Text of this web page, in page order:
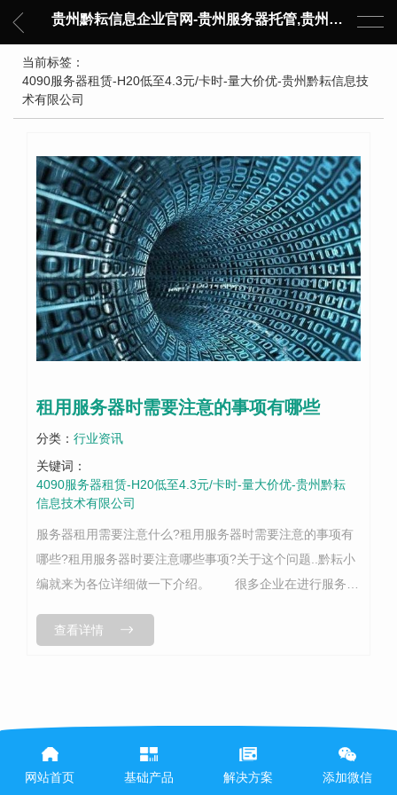
贵州黔耘信息企业官网-贵州服务器托管,贵州主机托管,云服务器托管,数据中心托管,网络设备托管,服务器租用,托管服务提供商,服务器管理-黔耘信息 贵州数据中心机柜租用-专业贵州IDC托管服务器维修
当前标签：
4090服务器租赁-H20低至4.3元/卡时-量大价优-贵州黔耘信息技
术有限公司
租用服务器时需要注意的事项有哪些
分类： 行业资讯
关键词：
4090服务器租赁-H20低至4.3元/卡时-量大价优-贵州黔耘
信息技术有限公司
服务器租用需要注意什么?租用服务器时需要注意的事项有
哪些?租用服务器时要注意哪些事项?关于这个问题..黔耘小
编就来为各位详细做一下介绍。 很多企业在进行服务器
越高越好，而不根据企业...
查看详情
网站首页 基础产品 解决方案 添加微信